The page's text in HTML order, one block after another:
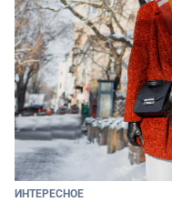
ИНТЕРЕСНОЕ